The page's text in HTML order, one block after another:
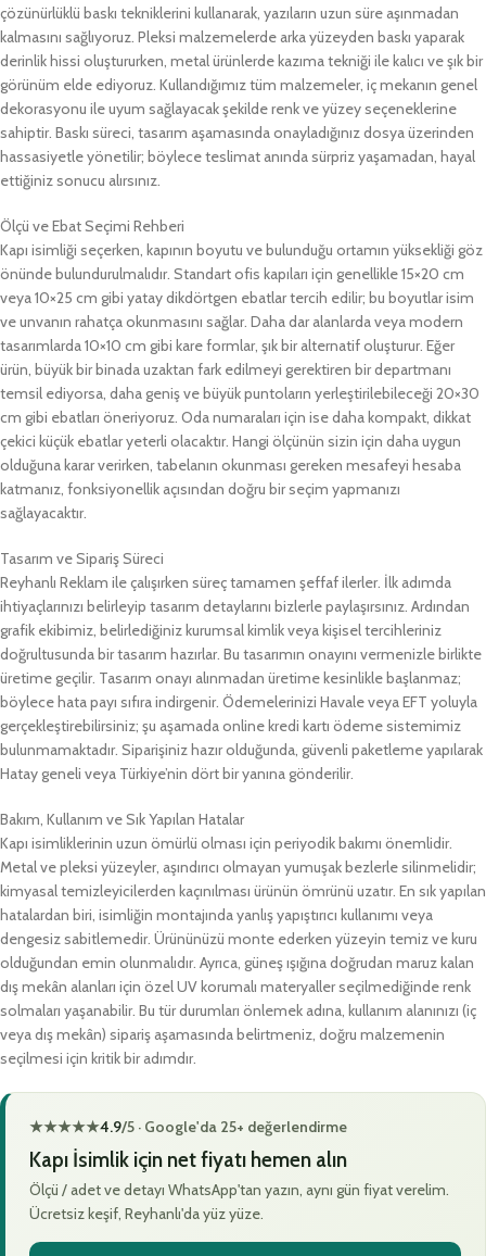
çözünürlüklü baskı tekniklerini kullanarak, yazıların uzun süre aşınmadan
kalmasını sağlıyoruz. Pleksi malzemelerde arka yüzeyden baskı yaparak
derinlik hissi oluştururken, metal ürünlerde kazıma tekniği ile kalıcı ve şık bir
görünüm elde ediyoruz. Kullandığımız tüm malzemeler, iç mekanın genel
dekorasyonu ile uyum sağlayacak şekilde renk ve yüzey seçeneklerine
sahiptir. Baskı süreci, tasarım aşamasında onayladığınız dosya üzerinden
hassasiyetle yönetilir; böylece teslimat anında sürpriz yaşamadan, hayal
ettiğiniz sonucu alırsınız.
Ölçü ve Ebat Seçimi Rehberi
Kapı isimliği seçerken, kapının boyutu ve bulunduğu ortamın yüksekliği göz
önünde bulundurulmalıdır. Standart ofis kapıları için genellikle 15×20 cm
veya 10×25 cm gibi yatay dikdörtgen ebatlar tercih edilir; bu boyutlar isim
ve unvanın rahatça okunmasını sağlar. Daha dar alanlarda veya modern
tasarımlarda 10×10 cm gibi kare formlar, şık bir alternatif oluşturur. Eğer
ürün, büyük bir binada uzaktan fark edilmeyi gerektiren bir departmanı
temsil ediyorsa, daha geniş ve büyük puntoların yerleştirilebileceği 20×30
cm gibi ebatları öneriyoruz. Oda numaraları için ise daha kompakt, dikkat
çekici küçük ebatlar yeterli olacaktır. Hangi ölçünün sizin için daha uygun
olduğuna karar verirken, tabelanın okunması gereken mesafeyi hesaba
katmanız, fonksiyonellik açısından doğru bir seçim yapmanızı
sağlayacaktır.
Tasarım ve Sipariş Süreci
Reyhanlı Reklam ile çalışırken süreç tamamen şeffaf ilerler. İlk adımda
ihtiyaçlarınızı belirleyip tasarım detaylarını bizlerle paylaşırsınız. Ardından
grafik ekibimiz, belirlediğiniz kurumsal kimlik veya kişisel tercihleriniz
doğrultusunda bir tasarım hazırlar. Bu tasarımın onayını vermenizle birlikte
üretime geçilir. Tasarım onayı alınmadan üretime kesinlikle başlanmaz;
böylece hata payı sıfıra indirgenir. Ödemelerinizi Havale veya EFT yoluyla
gerçekleştirebilirsiniz; şu aşamada online kredi kartı ödeme sistemimiz
bulunmamaktadır. Siparişiniz hazır olduğunda, güvenli paketleme yapılarak
Hatay geneli veya Türkiye’nin dört bir yanına gönderilir.
Bakım, Kullanım ve Sık Yapılan Hatalar
Kapı isimliklerinin uzun ömürlü olması için periyodik bakımı önemlidir.
Metal ve pleksi yüzeyler, aşındırıcı olmayan yumuşak bezlerle silinmelidir;
kimyasal temizleyicilerden kaçınılması ürünün ömrünü uzatır. En sık yapılan
hatalardan biri, isimliğin montajında yanlış yapıştırıcı kullanımı veya
dengesiz sabitlemedir. Ürününüzü monte ederken yüzeyin temiz ve kuru
olduğundan emin olunmalıdır. Ayrıca, güneş ışığına doğrudan maruz kalan
dış mekân alanları için özel UV korumalı materyaller seçilmediğinde renk
solmaları yaşanabilir. Bu tür durumları önlemek adına, kullanım alanınızı (iç
veya dış mekân) sipariş aşamasında belirtmeniz, doğru malzemenin
seçilmesi için kritik bir adımdır.
★★★★★4.9/5 · Google'da 25+ değerlendirme
Kapı İsimlik için net fiyatı hemen alın
Ölçü / adet ve detayı WhatsApp'tan yazın, aynı gün fiyat verelim.
Ücretsiz keşif, Reyhanlı'da yüz yüze.